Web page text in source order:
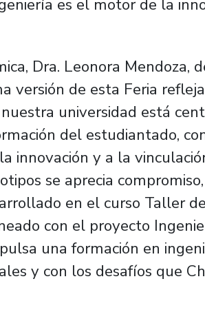
Dra. Leonora Mendoza,
versión de esta Feria
universidad está
del estudiantado,
innovación y a la
se aprecia
en el curso Taller
con el proyecto
una formación en
y con los desafíos que